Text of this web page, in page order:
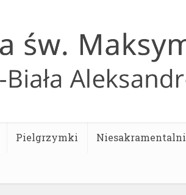
Pielgrzymki Niesakramentalni